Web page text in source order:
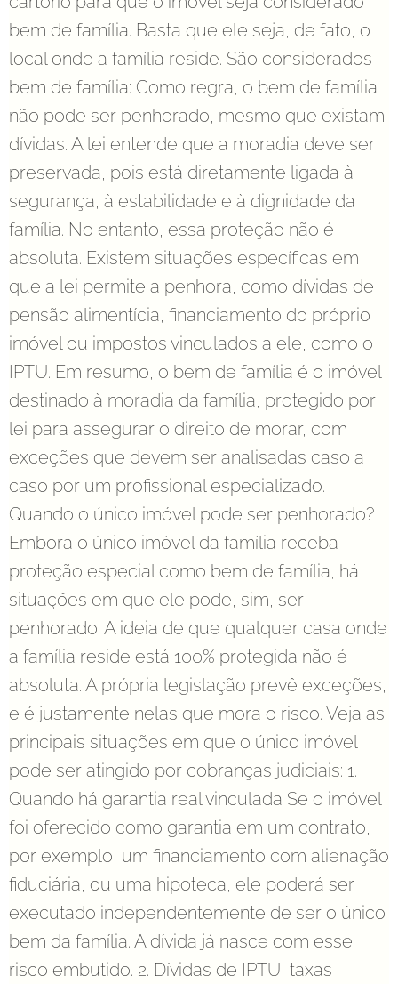
bem de família. Basta que ele seja, de fato, o
local onde a família reside. São considerados
bem de família: Como regra, o bem de família
não pode ser penhorado, mesmo que existam
dívidas. A lei entende que a moradia deve ser
preservada, pois está diretamente ligada à
segurança, à estabilidade e à dignidade da
família. No entanto, essa proteção não é
absoluta. Existem situações específicas em
que a lei permite a penhora, como dívidas de
pensão alimentícia, financiamento do próprio
imóvel ou impostos vinculados a ele, como o
IPTU. Em resumo, o bem de família é o imóvel
destinado à moradia da família, protegido por
lei para assegurar o direito de morar, com
exceções que devem ser analisadas caso a
caso por um profissional especializado.
Quando o único imóvel pode ser penhorado?
Embora o único imóvel da família receba
proteção especial como bem de família, há
situações em que ele pode, sim, ser
penhorado. A ideia de que qualquer casa onde
a família reside está 100% protegida não é
absoluta. A própria legislação prevê exceções,
e é justamente nelas que mora o risco. Veja as
principais situações em que o único imóvel
pode ser atingido por cobranças judiciais: 1.
Quando há garantia real vinculada Se o imóvel
foi oferecido como garantia em um contrato,
por exemplo, um financiamento com alienação
fiduciária, ou uma hipoteca, ele poderá ser
executado independentemente de ser o único
bem da família. A dívida já nasce com esse
risco embutido. 2. Dívidas de IPTU, taxas